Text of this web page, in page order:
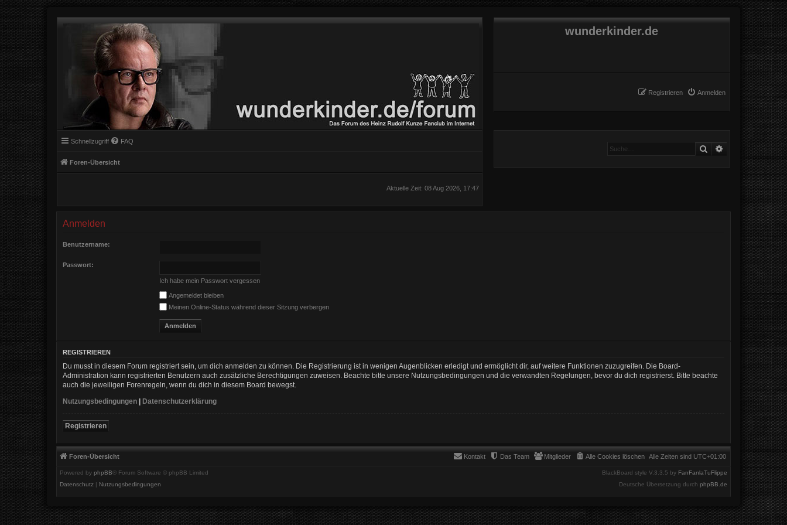
wunderkinder.de
Anmelden
Registrieren
Schnellzugriff FAQ
Foren-Übersicht
Suche Erweiterte Suche
Aktuelle Zeit: 08 Aug 2026, 17:47
Anmelden
Benutzername:
Passwort:
Ich habe mein Passwort vergessen
Angemeldet bleiben
Meinen Online-Status während dieser Sitzung verbergen
REGISTRIEREN
Du musst in diesem Forum registriert sein, um dich anmelden zu können. Die Registrierung ist in wenigen Augenblicken erledigt und ermöglicht dir, auf weitere Funktionen zuzugreifen. Die Board-
Administration kann registrierten Benutzern auch zusätzliche Berechtigungen zuweisen. Beachte bitte unsere Nutzungsbedingungen und die verwandten Regelungen, bevor du dich registrierst. Bitte beachte
auch die jeweiligen Forenregeln, wenn du dich in diesem Board bewegst.
Nutzungsbedingungen | Datenschutzerklärung
Registrieren
Foren-Übersicht Alle Zeiten sind UTC+01:00
Alle Cookies löschen
Mitglieder
Das Team
Kontakt
Powered by phpBB® Forum Software © phpBB Limited BlackBoard style V.3.3.5 by FanFanlaTuFlippe
Deutsche Übersetzung durch phpBB.de
Datenschutz | Nutzungsbedingungen